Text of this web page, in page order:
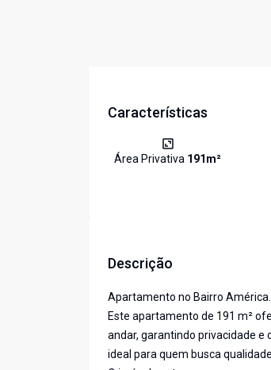
Características
Área Privativa 191m²
Descrição
Apartamento no Bairro América.
Este apartamento de 191 m²
andar, garantindo privacidade e
ideal para quem busca